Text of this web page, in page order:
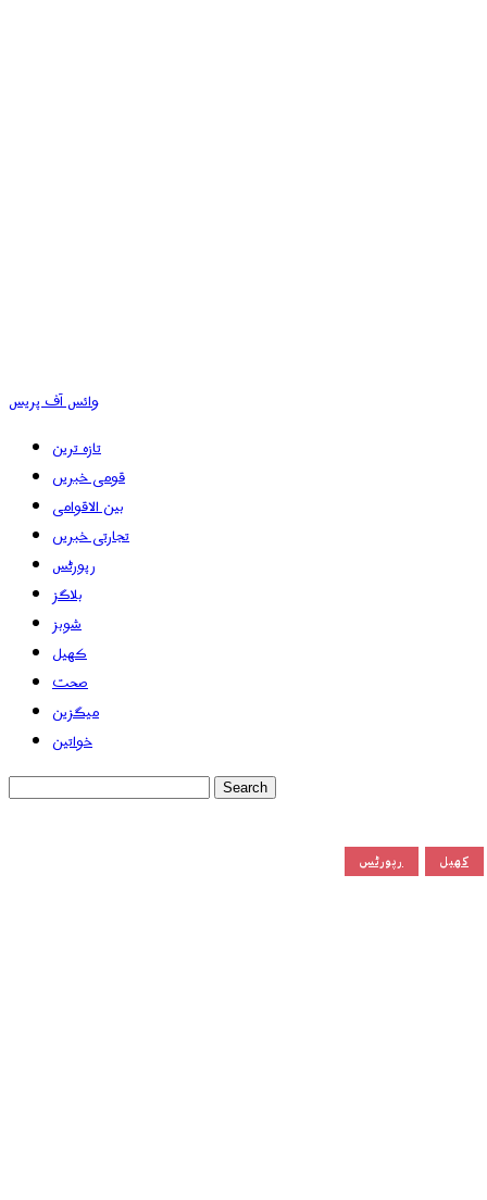
وائس آف پریس
تازہ ترین
قومی خبریں
بین الاقوامی
تجارتی خبریں
رپورٹس
بلاگز
شوبز
کھیل
صحت
میگزین
خواتین
رپورٹس کھیل